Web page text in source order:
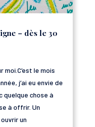
– dès le 30
le mois
j’ai eu envie de
quelque chose à
à offrir. Un
un